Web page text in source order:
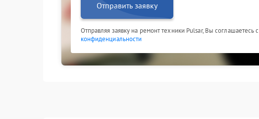
Отправить заявку
Отправляя заявку на ремонт техники Pulsar, Вы соглашаетесь с
конфиденциальности